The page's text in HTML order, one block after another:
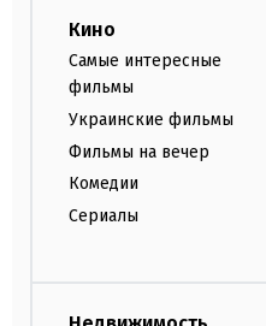
Кино
Самые интересные
фильмы
Украинские фильмы
Фильмы на вечер
Комедии
Сериалы